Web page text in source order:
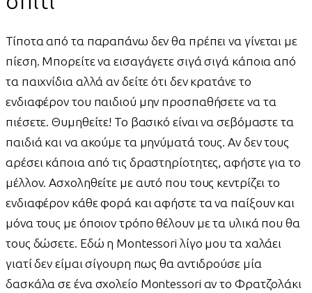
Τίποτα από τα παραπάνω δεν θα πρέπει να γίνεται με
πίεση. Μπορείτε να εισαγάγετε σιγά σιγά κάποια από
τα παιχνίδια αλλά αν δείτε ότι δεν κρατάνε το
ενδιαφέρον του παιδιού μην προσπαθήσετε να τα
πιέσετε. Θυμηθείτε! Το βασικό είναι να σεβόμαστε τα
παιδιά και να ακούμε τα μηνύματά τους. Αν δεν τους
αρέσει κάποια από τις δραστηρίοτητες, αφήστε για το
μέλλον. Ασχοληθείτε με αυτό που τους κεντρίζει το
ενδιαφέρον κάθε φορά και αφήστε τα να παίξουν και
μόνα τους με όποιον τρόπο θέλουν με τα υλικά που θα
τους δώσετε. Εδώ η Montessori λίγο μου τα χαλάει
γιατί δεν είμαι σίγουρη πως θα αντιδρούσε μία
δασκάλα σε ένα σχολείο Montessori αν το Φρατζολάκι